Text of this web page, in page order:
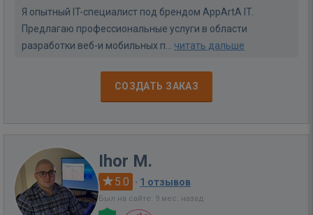
Я опытный IT-специалист под брендом AppArtA IT.
Предлагаю профессиональные услуги в области
разработки веб-и мобильных п... читать дальше
СОЗДАТЬ ЗАКАЗ
Ihor M.
5.0 · 1 отзывов
Был на сайте: 9 мес. назад